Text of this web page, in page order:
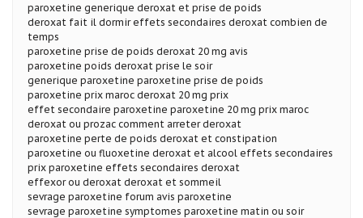
paroxetine generique deroxat et prise de poids
deroxat fait il dormir effets secondaires deroxat combien de
temps
paroxetine prise de poids deroxat 20 mg avis
paroxetine poids deroxat prise le soir
generique paroxetine paroxetine prise de poids
paroxetine prix maroc deroxat 20 mg prix
effet secondaire paroxetine paroxetine 20 mg prix maroc
deroxat ou prozac comment arreter deroxat
paroxetine perte de poids deroxat et constipation
paroxetine ou fluoxetine deroxat et alcool effets secondaires
prix paroxetine effets secondaires deroxat
effexor ou deroxat deroxat et sommeil
sevrage paroxetine forum avis paroxetine
sevrage paroxetine symptomes paroxetine matin ou soir